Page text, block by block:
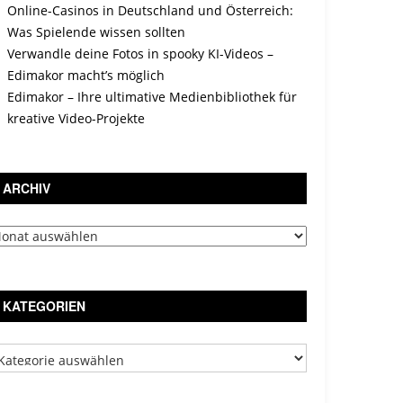
Online-Casinos in Deutschland und Österreich:
Was Spielende wissen sollten
Verwandle deine Fotos in spooky KI-Videos –
Edimakor macht’s möglich
Edimakor – Ihre ultimative Medienbibliothek für
kreative Video-Projekte
ARCHIV
KATEGORIEN